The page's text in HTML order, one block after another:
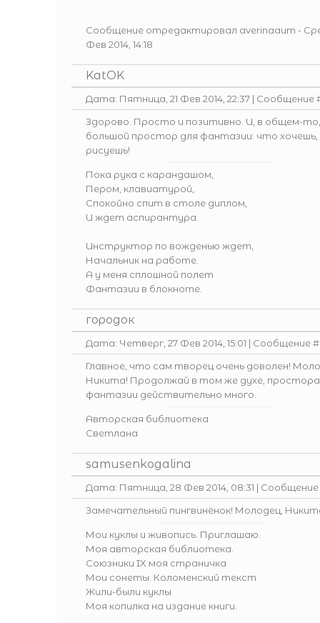
Сообщение отредактировал averinaaum -
Фев 2014, 14:18
KatOK
Дата: Пятница, 21 Фев 2014, 22:37 | Сообщение
Здорово. Просто и позитивно. И, в общем-то,
большой простор для фантазии: что
рисуешь!
Пока рука с карандашом,
Пером, клавиатурой,
Спокойно спит в столе диплом,
И ждет аспирантура.
Инструктор по вожденью ждет,
Начальник на работе.
А у меня сплошной полет
Фантазии в блокноте.
городок
Дата: Четверг, 27 Фев 2014, 15:01 | Сообщение
Главное, что сам творец очень доволен!
Никита! Продолжай в том же духе,
фантазии действительно много.
Авторская библиотека
Светлана
samusenkogalina
Дата: Пятница, 28 Фев 2014, 08:31 |
Замечательный пингвинёнок! Молодец,
Мои куклы и живопись. Приглашаю.
Моя авторская библиотека.
Союзники IX моя страничка
Мои сонеты. Коломенский текст
Жили-были куклы
Моя копилка на издание книги.